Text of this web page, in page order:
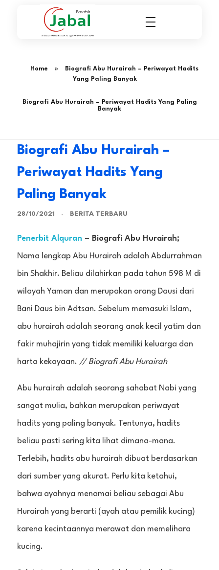
Home »
Biografi Abu Hurairah – Periwayat Hadits
Yang Paling Banyak
Biografi Abu Hurairah – Periwayat Hadits Yang Paling
Banyak
Biografi Abu Hurairah –
Periwayat Hadits Yang
Paling Banyak
28/10/2021 BERITA TERBARU
Penerbit Alquran – Biografi Abu Hurairah;
Nama lengkap Abu Hurairah adalah Abdurrahman
bin Shakhir. Beliau dilahirkan pada tahun 598 M di
wilayah Yaman dan merupakan orang Dausi dari
Bani Daus bin Adtsan. Sebelum memasuki Islam,
abu hurairah adalah seorang anak kecil yatim dan
fakir muhajirin yang tidak memiliki keluarga dan
harta kekayaan. // Biografi Abu Hurairah
Abu hurairah adalah seorang sahabat Nabi yang
sangat mulia, bahkan merupakan periwayat
hadits yang paling banyak. Tentunya, hadits
beliau pasti sering kita lihat dimana-mana.
Terlebih, hadits abu hurairah dibuat berdasarkan
dari sumber yang akurat. Perlu kita ketahui,
bahwa ayahnya menamai beliau sebagai Abu
Hurairah yang berarti (ayah atau pemilik kucing)
karena kecintaannya merawat dan memelihara
kucing.